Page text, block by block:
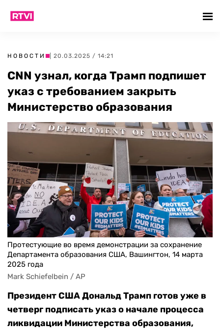
НОВОСТИ | 20.03.2025 / 14:21
CNN узнал, когда Трамп подпишет
указ с требованием закрыть
Министерство образования
Протестующие во время демонстрации за сохранение
Департамента образования США, Вашингтон, 14 марта
2025 года
Mark Schiefelbein / AP
Президент США Дональд Трамп готов уже в
четверг подписать указ о начале процесса
ликвидации Министерства образования,